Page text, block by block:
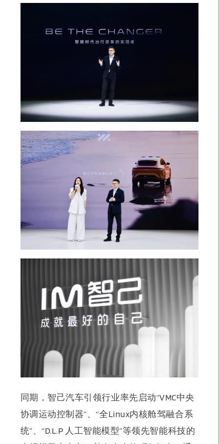
同期，智己汽车引领行业率先启动“VMC中央
协调运动控制器”、“全Linux内核舱驾融合系
统”、“D.L.P 人工智能模型”等领先智能科技的